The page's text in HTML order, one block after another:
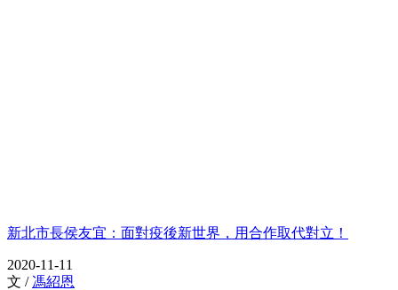
新北市長侯友宜：面對疫後新世界，用合作取代對立！
2020-11-11
文 / 馮紹恩